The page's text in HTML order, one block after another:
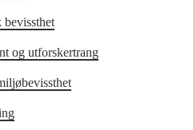
og utforskertrang